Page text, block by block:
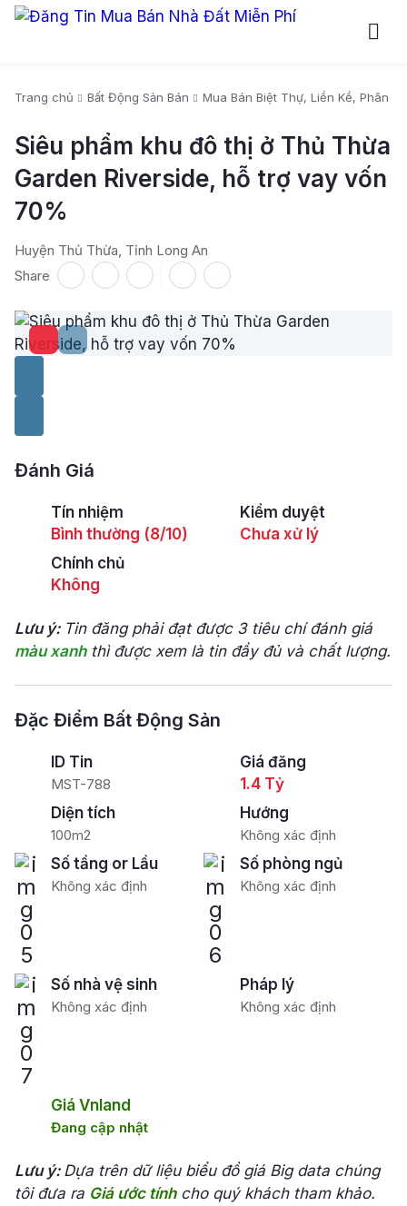
Trang chủ Bất Động Sản Bán Mua Bán Biệt Thự, Liền Kề, Phân Lô
Siêu phẩm khu đô thị ở Thủ Thừa
Garden Riverside, hỗ trợ vay vốn
70%
Huyện Thủ Thừa, Tỉnh Long An
Share
Đánh Giá
Tín nhiệm
Bình thường (8/10)
Kiểm duyệt
Chưa xử lý
Chính chủ
Không
Lưu ý: Tin đăng phải đạt được 3 tiêu chí đánh giá
màu xanhthì được xem là tin đầy đủ và chất lượng.
Đặc Điểm Bất Động Sản
ID Tin
MST-788
Giá đăng
1.4 Tỷ
Diện tích
100m2
Hướng
Không xác định
Số tầng or Lầu
Không xác định
Số phòng ngủ
Không xác định
Số nhà vệ sinh
Không xác định
Pháp lý
Không xác định
Giá Vnland
Đang cập nhật
Lưu ý: Dựa trên dữ liệu biểu đồ giá Big data chúng
tôi đưa ra Giá ước tínhcho quý khách tham khảo.